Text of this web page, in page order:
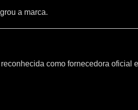
a marca.
como fornecedora oficial